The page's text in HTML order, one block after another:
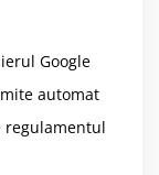
Google
automat
regulamentul